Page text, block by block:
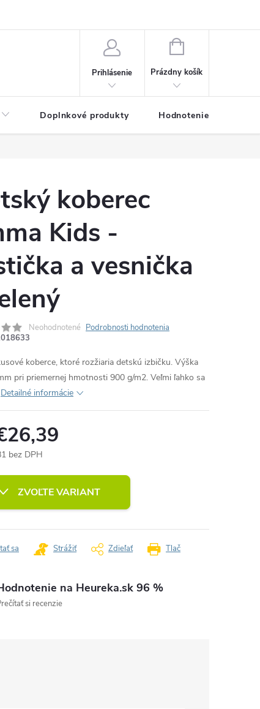
Prihlásenie
NÁKUPNÝ
Prázdny košík
Doplnkové produkty Hodnotenie obchodu
koberec
Kids -
a vesnička
Neohodnotené Podrobnosti hodnotenia
koberce, ktoré rozžiaria detskú izbičku. Výška
pri priemernej hmotnosti 900 g/m2. Veľmi ľahko sa
Detailné informácie
bez DPH
ZVOĽTE VARIANT
Tlač
sa Strážiť Zdieľať
na Heureka.sk 96 %
si recenzie